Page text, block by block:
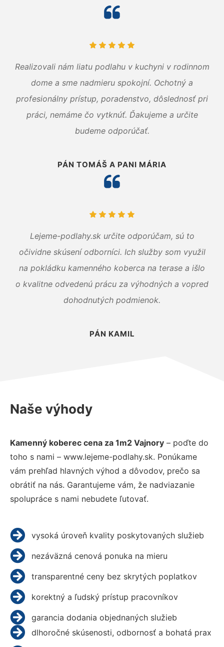
Realizovali nám liatu podlahu v kuchyni v rodinnom
dome a sme nadmieru spokojní. Ochotný a
profesionálny prístup, poradenstvo, dôslednosť pri
práci, nemáme čo vytknúť. Ďakujeme a určite
budeme odporúčať.
PÁN TOMÁŠ A PANI MÁRIA
Lejeme-podlahy.sk určite odporúčam, sú to
očividne skúsení odborníci. Ich služby som využil
na pokládku kamenného koberca na terase a išlo
o kvalitne odvedenú prácu za výhodných a vopred
dohodnutých podmienok.
PÁN KAMIL
Naše výhody
Kamenný koberec cena za 1m2 Vajnory – poďte do
toho s nami – www.lejeme-podlahy.sk. Ponúkame
vám prehľad hlavných výhod a dôvodov, prečo sa
obrátiť na nás. Garantujeme vám, že nadviazanie
spolupráce s nami nebudete ľutovať.
vysoká úroveň kvality poskytovaných služieb
nezáväzná cenová ponuka na mieru
transparentné ceny bez skrytých poplatkov
korektný a ľudský prístup pracovníkov
garancia dodania objednaných služieb
dlhoročné skúsenosti, odbornosť a bohatá prax